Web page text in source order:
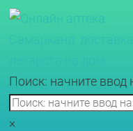
Поиск: начните ввод
×